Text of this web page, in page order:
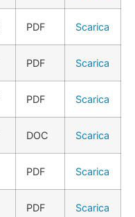
PDF Scarica
PDF Scarica
PDF Scarica
DOC Scarica
PDF Scarica
PDF Scarica